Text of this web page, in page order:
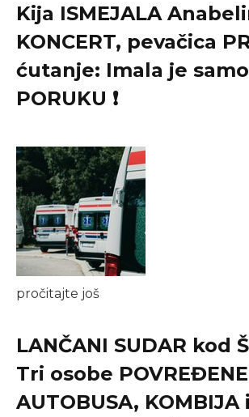
Kija ISMEJALA
KONCERT, pevačica
ćutanje: Imala je samo
PORUKU ❗
pročitajte još
LANČANI SUDAR kod
Tri osobe
AUTOBUSA, KOMBIJA i